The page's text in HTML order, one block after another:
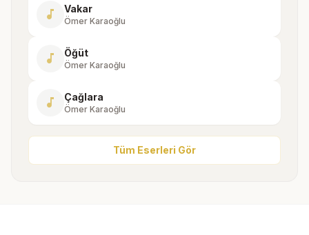
music_note Vakar
Ömer Karaoğlu
music_note Öğüt
Ömer Karaoğlu
music_note Çağlara
Ömer Karaoğlu
Tüm Eserleri Gör